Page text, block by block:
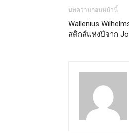
บทความก่อนหน้านี้
Wallenius
สติกส์แห่งปีจาก